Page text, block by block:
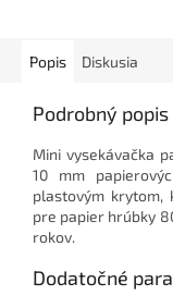
Popis Diskusia
Podrobný popis
Mini vysekávačka
10 mm
plastovým krytom,
pre papier hrúbky
rokov.
Dodatočné